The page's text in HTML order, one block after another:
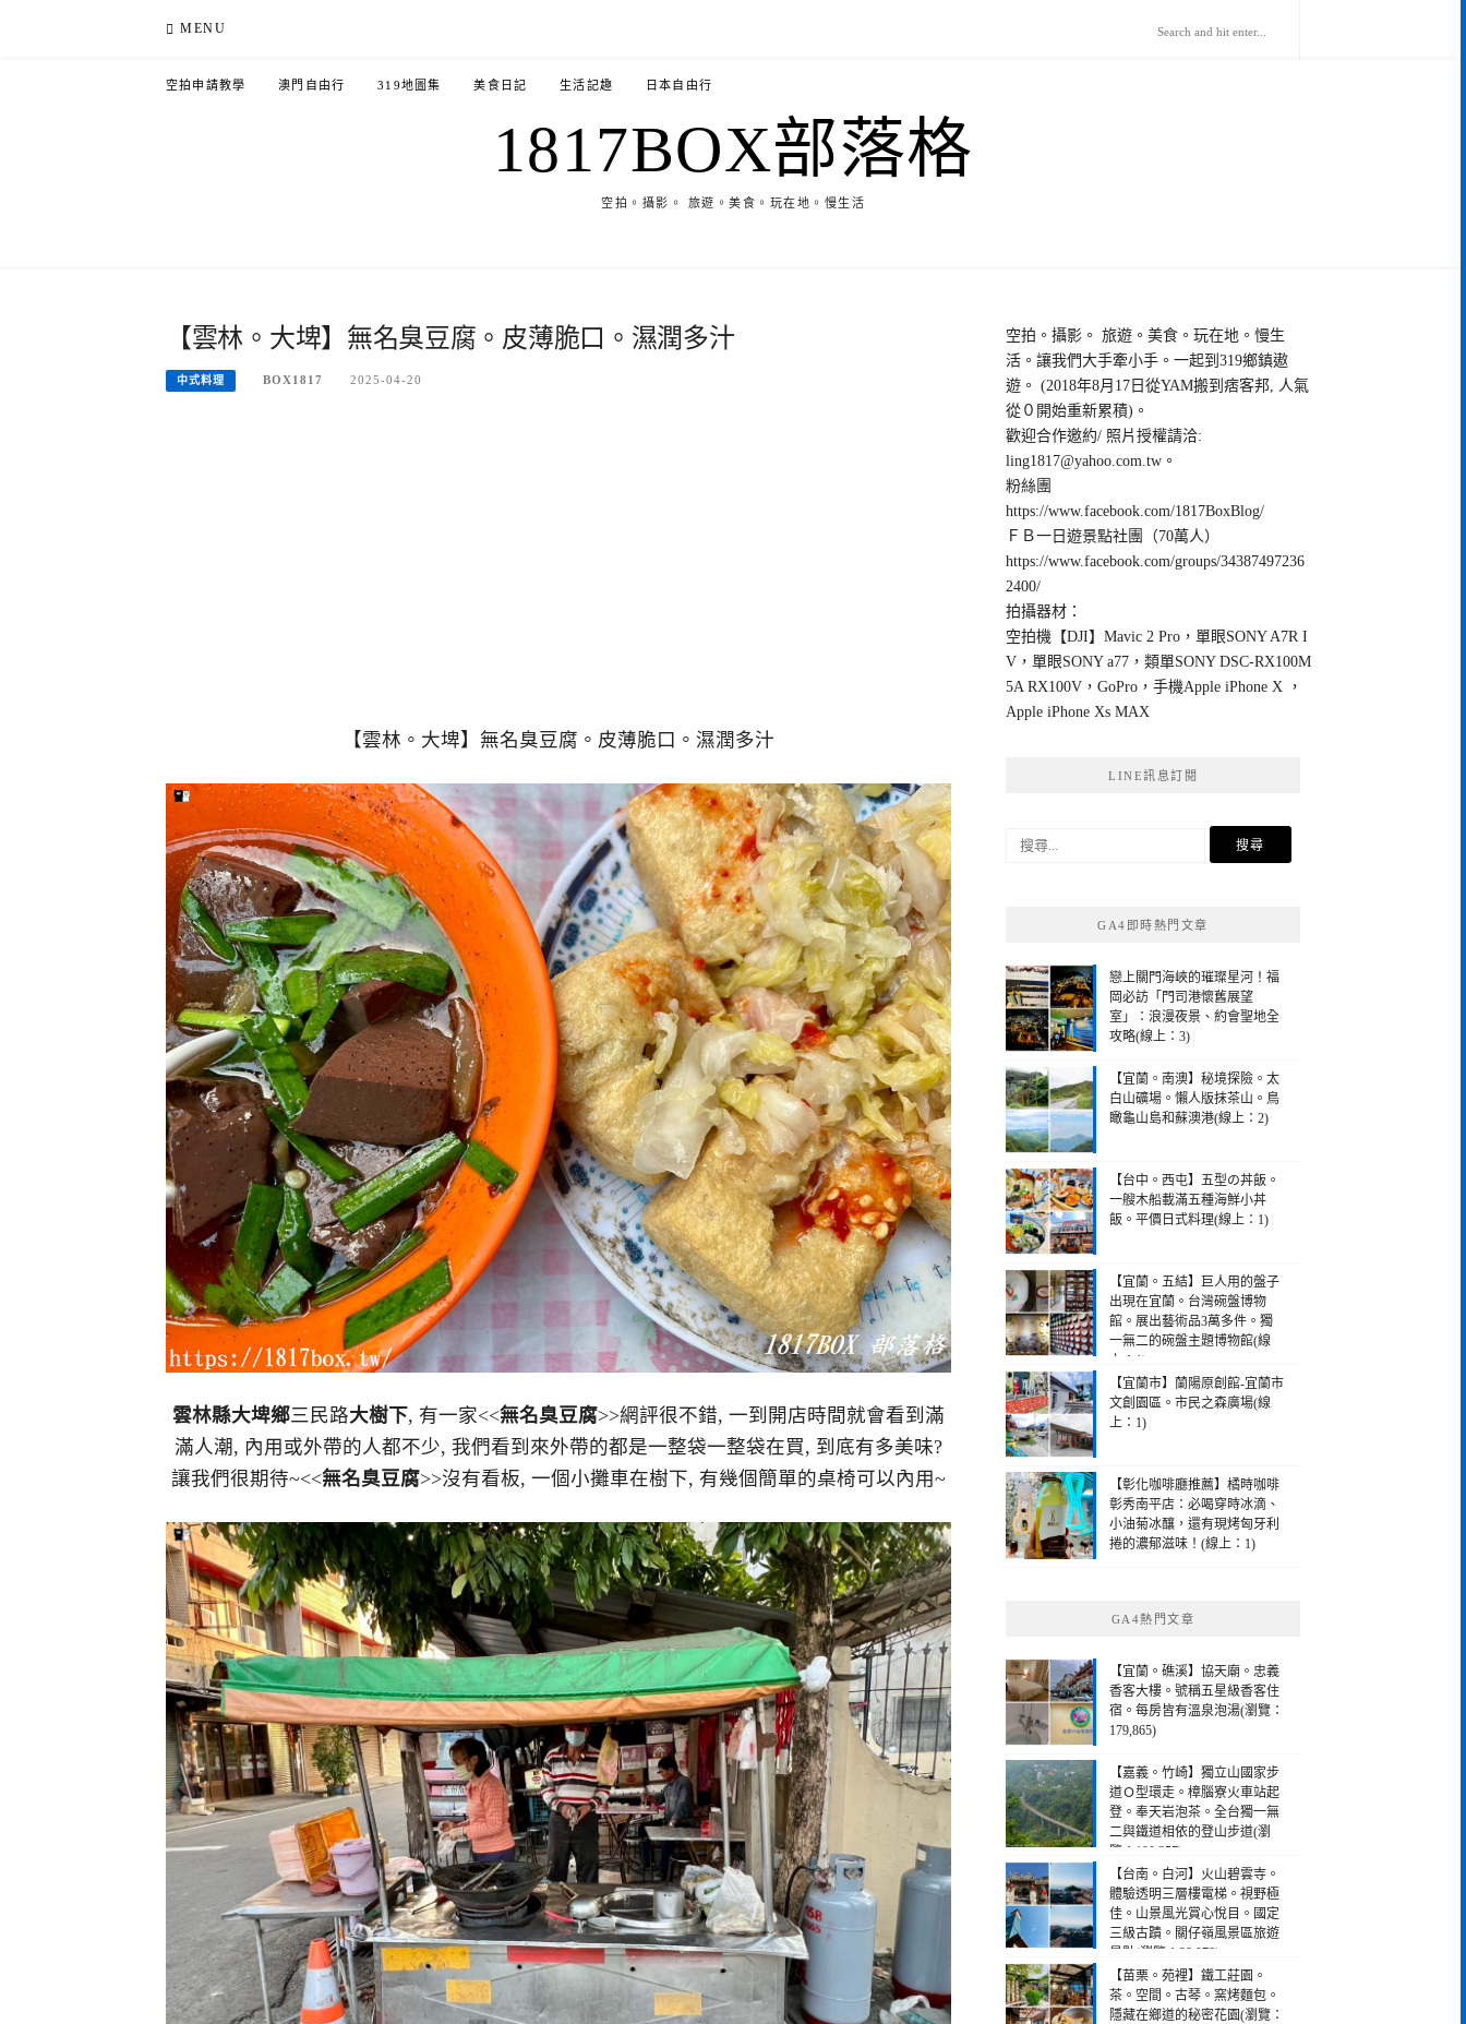
MENU
空拍申請教學 澳門自由行 319地圖集 美食日記 生活記趣 日本自由行
1817BOX部落格
空拍。攝影。 旅遊。美食。玩在地。慢生活
【雲林。大埤】無名臭豆腐。皮薄脆口。濕潤多汁
中式料理 BOX1817 2025-04-20
【雲林。大埤】無名臭豆腐。皮薄脆口。濕潤多汁
雲林縣大埤鄉三民路大樹下, 有一家<<無名臭豆腐>>網評很不錯, 一到開店時間就會看到滿
滿人潮, 內用或外帶的人都不少, 我們看到來外帶的都是一整袋一整袋在買, 到底有多美味?
讓我們很期待~<<無名臭豆腐>>沒有看板, 一個小攤車在樹下, 有幾個簡單的桌椅可以內用~
空拍。攝影。 旅遊。美食。玩在地。慢生
活。讓我們大手牽小手。一起到319鄉鎮遨
遊。 (2018年8月17日從YAM搬到痞客邦, 人氣
從０開始重新累積)。
歡迎合作邀約/ 照片授權請洽:
ling1817@yahoo.com.tw 。
粉絲團
https://www.facebook.com/1817BoxBlog/
ＦＢ一日遊景點社團（70萬人）
https://www.facebook.com/groups/34387497236
2400/
拍攝器材：
空拍機【DJI】Mavic 2 Pro，單眼SONY A7R I
V，單眼SONY a77，類單SONY DSC-RX100M
5A RX100V，GoPro，手機Apple iPhone X ，
Apple iPhone Xs MAX
LINE訊息訂閱
搜
GA4即時熱門文章
戀上關門海峽的璀璨星河！福
岡必訪「門司港懷舊展望
室」：浪漫夜景、約會聖地全
攻略(線上：3)
【宜蘭。南澳】秘境探險。太
白山礦場。懶人版抹茶山。鳥
瞰龜山島和蘇澳港(線上：2)
【台中。西屯】五型の丼飯。
一艘木船載滿五種海鮮小丼
飯。平價日式料理(線上：1)
【宜蘭。五結】巨人用的盤子
出現在宜蘭。台灣碗盤博物
館。展出藝術品3萬多件。獨
一無二的碗盤主題博物館(線
上：1)
【宜蘭市】蘭陽原創館-宜蘭市
文創園區。市民之森廣場(線
上：1)
【彰化咖啡廳推薦】橘時咖啡
彰秀南平店：必喝穿時冰滴、
小油菊冰釀，還有現烤匈牙利
捲的濃郁滋味！(線上：1)
GA4熱門文章
【宜蘭。礁溪】協天廟。忠義
香客大樓。號稱五星級香客住
宿。每房皆有溫泉泡湯(瀏覽：
179,865)
【嘉義。竹崎】獨立山國家步
道Ｏ型環走。樟腦寮火車站起
登。奉天岩泡茶。全台獨一無
二與鐵道相依的登山步道(瀏
覽：190,257)
【台南。白河】火山碧雲寺。
體驗透明三層樓電梯。視野極
佳。山景風光賞心悅目。國定
三級古蹟。關仔嶺風景區旅遊
景點(瀏覽：28,978)
【苗栗。苑裡】鐵工莊園。
茶。空間。古琴。窯烤麵包。
隱藏在鄉道的秘密花園(瀏覽：